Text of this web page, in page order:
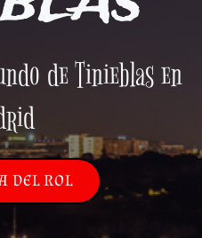
de Tinieblas en
DEL ROL